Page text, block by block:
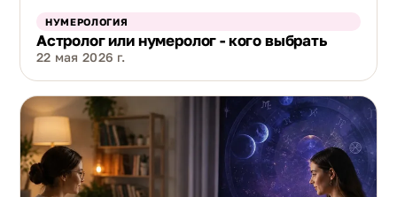
НУМЕРОЛОГИЯ
Астролог или нумеролог - кого выбрать
22 мая 2026 г.